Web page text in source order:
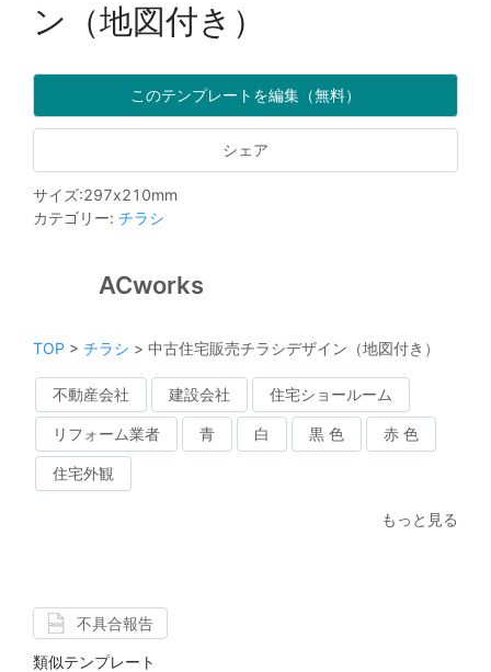
ン（地図付き）
このテンプレートを編集（無料）
シェア
サイズ:297x210mm
カテゴリー: チラシ
ACworks
TOP > チラシ > 中古住宅販売チラシデザイン（地図付き）
不動産会社 建設会社 住宅ショールーム
リフォーム業者 青 白 黒 色 赤 色
住宅外観
もっと見る
不具合報告
類似テンプレート